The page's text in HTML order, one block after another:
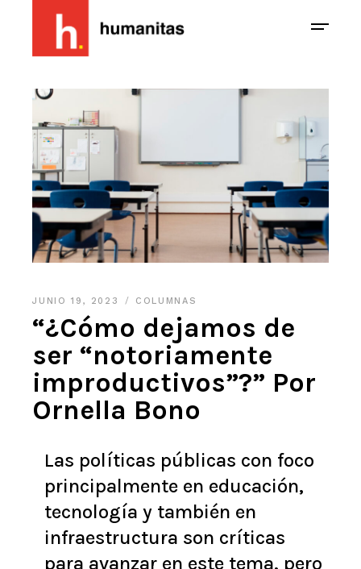
JUNIO 19, 2023 COLUMNAS
“¿Cómo dejamos de
ser “notoriamente
improductivos”?” Por
Ornella Bono
Las políticas públicas con foco
principalmente en educación,
tecnología y también en
infraestructura son críticas
para avanzar en este tema, pero